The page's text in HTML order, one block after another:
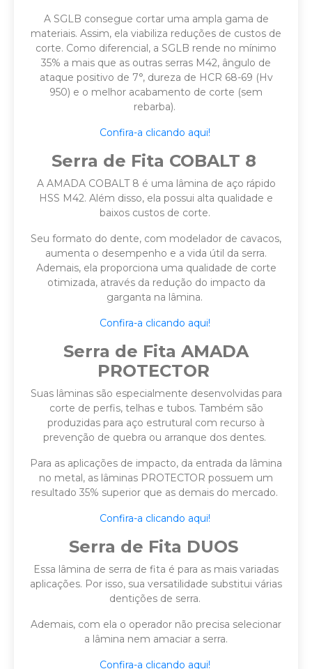
A SGLB consegue cortar uma ampla gama de
materiais. Assim, ela viabiliza reduções de custos de
corte. Como diferencial, a SGLB rende no mínimo
35% a mais que as outras serras M42, ângulo de
ataque positivo de 7°, dureza de HCR 68-69 (Hv
950) e o melhor acabamento de corte (sem
rebarba).
Confira-a clicando aqui!
Serra de Fita COBALT 8
A AMADA COBALT 8 é uma lâmina de aço rápido
HSS M42. Além disso, ela possui alta qualidade e
baixos custos de corte.
Seu formato do dente, com modelador de cavacos,
aumenta o desempenho e a vida útil da serra.
Ademais, ela proporciona uma qualidade de corte
otimizada, através da redução do impacto da
garganta na lâmina.
Confira-a clicando aqui!
Serra de Fita AMADA
PROTECTOR
Suas lâminas são especialmente desenvolvidas para
corte de perfis, telhas e tubos. Também são
produzidas para aço estrutural com recurso à
prevenção de quebra ou arranque dos dentes.
Para as aplicações de impacto, da entrada da lâmina
no metal, as lâminas PROTECTOR possuem um
resultado 35% superior que as demais do mercado.
Confira-a clicando aqui!
Serra de Fita DUOS
Essa lâmina de serra de fita é para as mais variadas
aplicações. Por isso, sua versatilidade substitui várias
dentições de serra.
Ademais, com ela o operador não precisa selecionar
a lâmina nem amaciar a serra.
Confira-a clicando aqui!